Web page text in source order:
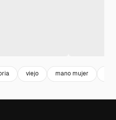
viejo mano mujer